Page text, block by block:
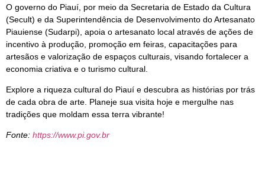
O governo do Piauí, por meio da Secretaria de Estado da Cultura
(Secult) e da Superintendência de Desenvolvimento do Artesanato
Piauiense (Sudarpi), apoia o artesanato local através de ações de
incentivo à produção, promoção em feiras, capacitações para
artesãos e valorização de espaços culturais, visando fortalecer a
economia criativa e o turismo cultural.
Explore a riqueza cultural do Piauí e descubra as histórias por trás
de cada obra de arte. Planeje sua visita hoje e mergulhe nas
tradições que moldam essa terra vibrante!
Fonte: https://www.pi.gov.br